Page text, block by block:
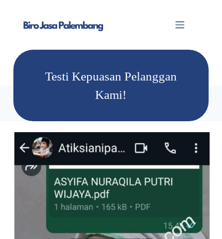
Testi Kepuasan Pelanggan
Kami!